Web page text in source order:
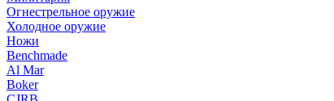
Огнестрельное оружие
Холодное оружие
Ножи
Benchmade
Al Mar
Boker